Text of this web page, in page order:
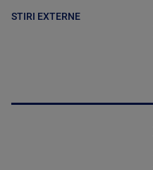
STIRI EXTERNE